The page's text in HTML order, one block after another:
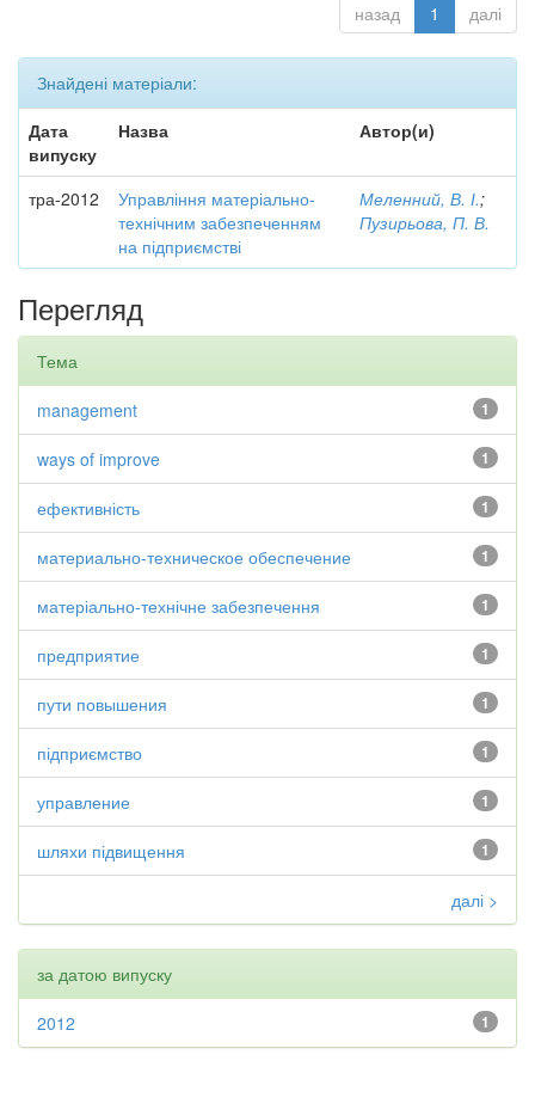
назад 1 далі
Знайдені матеріали:
Дата
випуску
Назва Автор(и)
тра-2012
Управління матеріально-
технічним забезпеченням
на підприємстві
Меленний, В. І.;
Пузирьова, П. В.
Перегляд
Тема
1
management
1
ways of improve
1
ефективність
1
материально-техническое обеспечение
1
матеріально-технічне забезпечення
1
предприятие
1
пути повышения
1
підприємство
1
управление
1
шляхи підвищення
далі >
за датою випуску
1
2012